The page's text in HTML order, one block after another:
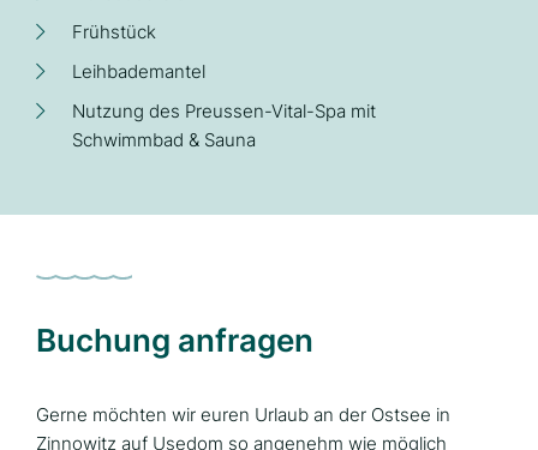
Frühstück
Leihbademantel
Nutzung des Preussen-Vital-Spa mit
Schwimmbad & Sauna
Buchung anfragen
Gerne möchten wir euren Urlaub an der Ostsee in
Zinnowitz auf Usedom so angenehm wie möglich